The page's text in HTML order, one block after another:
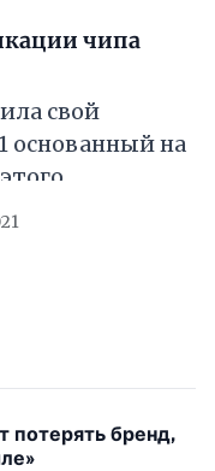
чипа
свой
основанный на
три
потерять бренд,